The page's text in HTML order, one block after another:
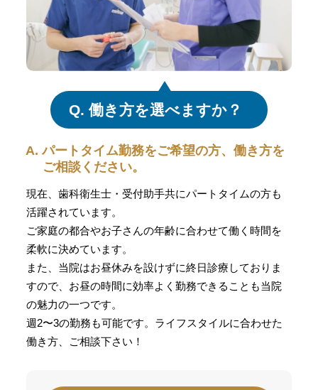
Q. 働き方を選べますか？
A. パートタイム勤務をご希望の方、働き方を
ご相談ください。
現在、歯科衛生士・受付助手共にパートタイムの方も
活躍されています。
ご家庭の都合やお子さんの年齢に合わせて働く時間を
柔軟に決めています。
また、当院はお昼休みを設けずに終日診療しておりま
すので、お昼の時間に効率よく勤務できることも当院
の魅力の一つです。
週2〜3の勤務も可能です。ライフスタイルに合わせた
働き方、ご相談下さい！